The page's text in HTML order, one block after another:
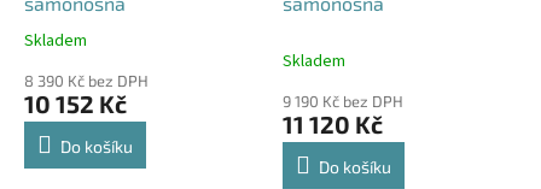
Průměrné
produktu
je
4,4
Skladem
8 390 Kč bez DPH
10 152 Kč
Do košíku
Skladem
9 190 Kč bez DPH
11 120 Kč
Do košíku